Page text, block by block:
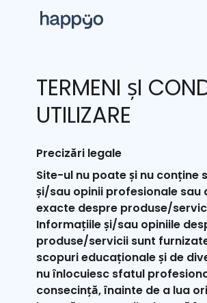
TERMENI șI
UTILIZARE
Precizări legale
Site-ul nu poate și nu conține
și/sau opinii profesionale sau
exacte despre produse/
Informațiile și/sau opiniile
produse/servicii sunt
scopuri educaționale și de
nu înlocuiesc sfatul
consecință, înainte de a lua